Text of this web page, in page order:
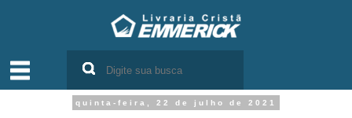
quinta-feira, 22 de julho de 2021